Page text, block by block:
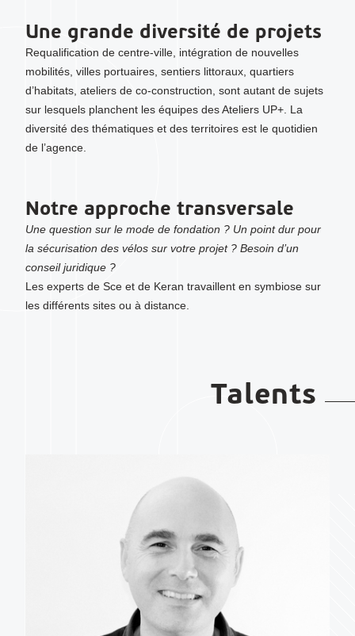
Une grande diversité de projets
Requalification de centre-ville, intégration de nouvelles
mobilités, villes portuaires, sentiers littoraux, quartiers
d’habitats, ateliers de co-construction, sont autant de sujets
sur lesquels planchent les équipes des Ateliers UP+. La
diversité des thématiques et des territoires est le quotidien
de l’agence.
Notre approche transversale
Une question sur le mode de fondation ? Un point dur pour
la sécurisation des vélos sur votre projet ? Besoin d’un
conseil juridique ?
Les experts de Sce et de Keran travaillent en symbiose sur
les différents sites ou à distance.
Talents